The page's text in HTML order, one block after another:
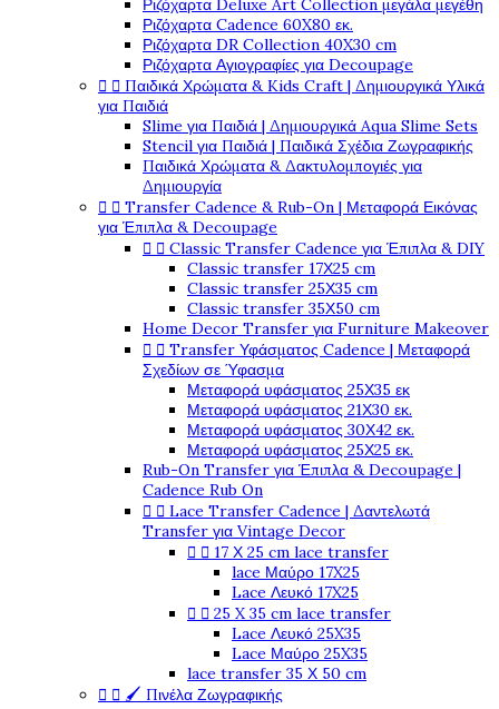
Ριζόχαρτα Deluxe Art Collection μεγάλα μεγέθη
Ριζόχαρτα Cadence 60X80 εκ.
Ριζόχαρτα DR Collection 40X30 cm
Ριζόχαρτα Αγιογραφίες για Decoupage
  Παιδικά Χρώματα & Kids Craft | Δημιουργικά Υλικά
για Παιδιά
Slime για Παιδιά | Δημιουργικά Aqua Slime Sets
Stencil για Παιδιά | Παιδικά Σχέδια Ζωγραφικής
Παιδικά Χρώματα & Δακτυλομπογιές για
Δημιουργία
  Transfer Cadence & Rub-On | Μεταφορά Εικόνας
για Έπιπλα & Decoupage
  Classic Transfer Cadence για Έπιπλα & DIY
Classic transfer 17Χ25 cm
Classic transfer 25Χ35 cm
Classic transfer 35Χ50 cm
Home Decor Transfer για Furniture Makeover
  Transfer Υφάσματος Cadence | Μεταφορά
Σχεδίων σε Ύφασμα
Μεταφορά υφάσματος 25Χ35 εκ
Μεταφορά υφάσματος 21Χ30 εκ.
Μεταφορά υφάσματος 30Χ42 εκ.
Μεταφορά υφάσματος 25Χ25 εκ.
Rub-On Transfer για Έπιπλα & Decoupage |
Cadence Rub On
  Lace Transfer Cadence | Δαντελωτά
Transfer για Vintage Decor
  17 Χ 25 cm lace transfer
lace Μαύρο 17X25
Lace Λευκό 17X25
  25 X 35 cm lace transfer
Lace Λευκό 25X35
Lace Μαύρο 25X35
lace transfer 35 Χ 50 cm
  🖌️ Πινέλα Ζωγραφικής